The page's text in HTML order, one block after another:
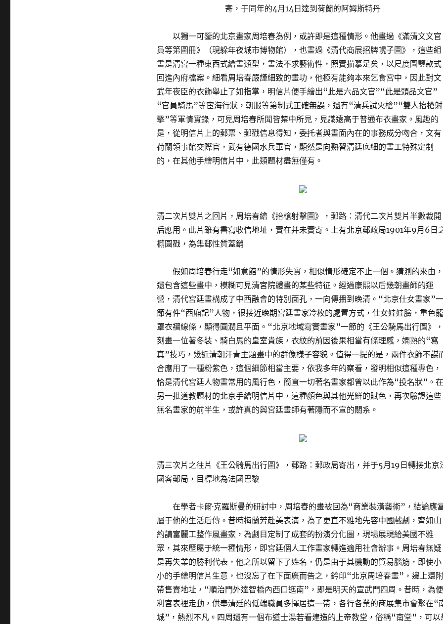
寄，于同年的4月14日達到荷蘭的阿姆斯特丹
以獨一可鑒的北京畫家周培春為例，或許即是這種情形。他畫過《滿清文文官
員等第圖冊》（現躲年夜城市博物館），也畫過《清代商展招牌幌子圖》，這些組
畫是清宮一種東西式繪畫類型，畫法不求藝術性，照實描摹足矣，以尺度圖鑒款式
回進內府檔案。細看周培春嚴謹細致的畫功，他極有能夠本來乞食宮中，因此對文
武年夜臣的衣飾舉止了如指掌，明信片便手繪出“此是六品文官”“此是頭品文官”
“官員騎馬”等宦海行狀，朝服等第制式正確無誤，還有“清兵試火槍”“雙人抬槍射
擊”等軍情實錄，可見周培春所聞皆禁中所見，見識遠高于普通布衣畫家。風趣的
是，從明信片上的郵票、郵戳信息得知，委托者與畫面內在的事務成分吻合，文有
荷蘭領事館交際官，武有德國水兵軍官，顯然是向熟習清廷底細的畫工特殊定制
的，在其他手繪明信片中，此類題材盡無僅有。
清二次片雙片之回片，周培春繪《抬槍射擊圖》，郵路：清代二次片雙片半數裁開
后應用。此片雖有書寫收信地址，實在并未實寄。上有北京郵政局1901年9月6日
橢圓戳，為集郵性質蓋銷
假如周培春行走“如意館”的情形失實，相似情形確定不止一個。猜測的來由，
還包含這些畫中，模糊可見清宮院體畫的某些特征。經過康熙以后幾朝畫師的運
營，清代宮廷畫構成了中西融會的特別面孔，一向傳播到晚清。“北京仕女畫家”一
節有件“西廂記”人物，很接近晚期宮廷畫家冷枚的處置方式，仕女娃娃臉，重色籠
罩衣褶線條，顯得圓潤且平面。“北京地域寫實畫家”一節的《王公騎馬出行圖》，
刻畫一位著冬裝、騎白馬的皇室貴族，衣紋的前因後果相當有條理感，嫻熟的“寫
真”技巧，幾近清朝汗青主題畫中的群像樣子容貌。值得一提的是，兩件衣飾不謀
合應用了一種粉紫色，這個細節相當主要，依我多年的察看，發明相似這種專色，
恰是清代宮廷人物畫常用的風行色，簡直一切著名畫家都曾以此作為“投名狀”。在
另一批道教題材的北京手繪明信片中，這種顏色與其他光鮮的賦色，再次驗證這些
無名畫家的前半生，或許真的與宮廷畫師有著隱而不宣的關系。
清三次片之往片《王公騎馬出行圖》，郵路：郵政局寄出，并于5月19日轉接北京
國客郵局，目標地為法國巴黎
在學者卡爾·克羅斯曼的研討中，周培春的畫被回為“商業裝潢藝術”，結論應
屬于他的生活后傳。昔時梅蘭芳赴美表演，為了更直不雅地先容中國戲劇，齊如山
約請富麗工整作風畫家，為劇目定制了成套的扮演分化圖，現場展現給美國不雅
眾，其來歷屬于統一種情形，即宮廷個人工作畫家轉進適用社會辦事。周培春無疑
是再失業的勝利代表，他之所以留下了姓名，仍是由于其機動的貿易腦筋，即使小
小的手繪明信片生意，也沒忘了在下面廣而告之，鈐印“北京周培春畫”，邊上還附
帶售賣地址，“順治門外達智橋內西口迤南”，即是明天的宣武門四周。昔時，為便
利宮表裡走動，供奉清廷的低端職員多擇居這一帶，各行各業的商展集市會聚在“
城”，熱烈不凡。四周還有一個布道士湯若看建造的上帝教堂，俗稱“南堂”，可以